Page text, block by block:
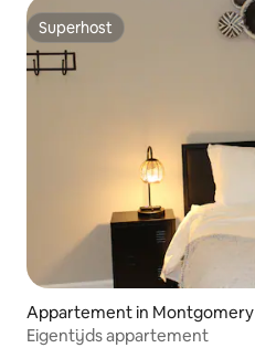
Superhost
Superhost
Appartement in Montgomery
Eigentijds appartement